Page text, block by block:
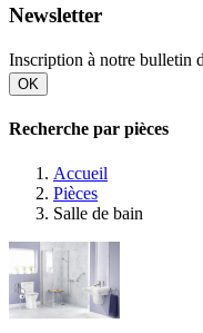
Newsletter
Inscription à notre bulletin
OK
Recherche par pièces
Accueil
Pièces
Salle de bain